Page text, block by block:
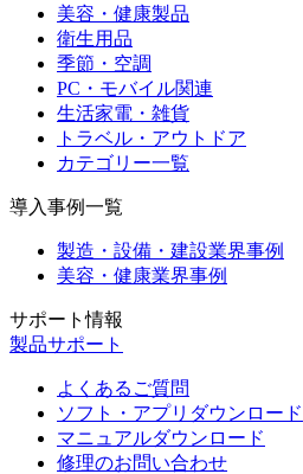
美容・健康製品
衛生用品
季節・空調
PC・モバイル関連
生活家電・雑貨
トラベル・アウトドア
カテゴリー一覧
導入事例一覧
製造・設備・建設業界事例
美容・健康業界事例
サポート情報
製品サポート
よくあるご質問
ソフト・アプリダウンロード
マニュアルダウンロード
修理のお問い合わせ